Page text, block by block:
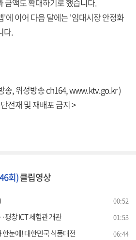
금액도 확대하기로 했습니다.
에 이어 다음 달에는 '임대시장 안정화
다.
송, 위성방송 ch164,www.ktv.go.kr)
전재 및 재배포 금지 >
회)클립영상
00:52
평창 ICT 체험관 개관 01:53
눈에! 대한민국 식품대전 06:44